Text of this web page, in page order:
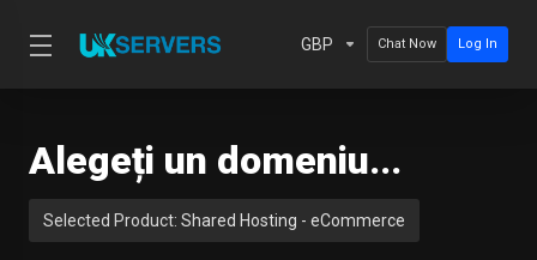
GBP Chat Now Log In
Alegeți un domeniu...
Selected Product: Shared Hosting - eCommerce